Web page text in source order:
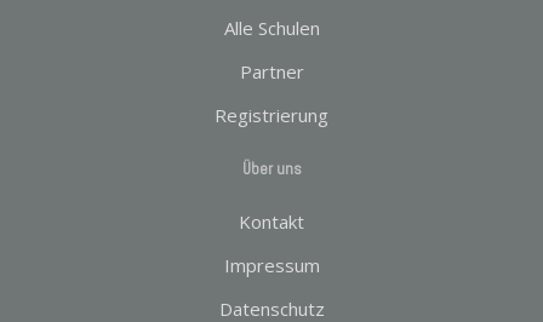
Alle Schulen
Partner
Registrierung
Über uns
Kontakt
Impressum
Datenschutz